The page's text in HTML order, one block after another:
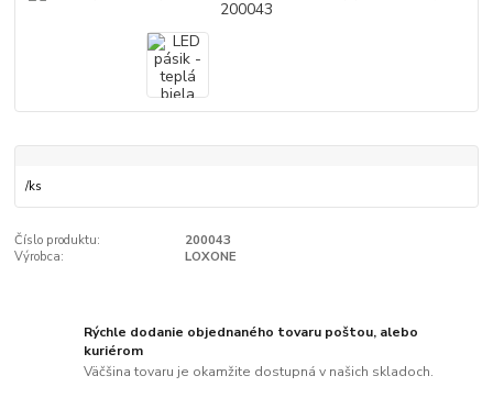
/ks
Číslo produktu:
200043
Výrobca:
LOXONE
Rýchle dodanie objednaného tovaru poštou, alebo
kuriérom
Väčšina tovaru je okamžite dostupná v našich skladoch.